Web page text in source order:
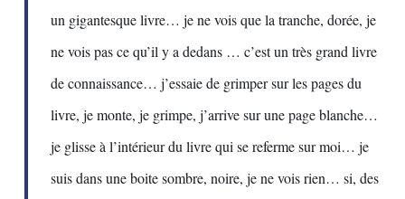
un gigantesque livre… je ne vois que la tranche, dorée, je
ne vois pas ce qu’il y a dedans … c’est un très grand livre
de connaissance… j’essaie de grimper sur les pages du
livre, je monte, je grimpe, j’arrive sur une page blanche…
je glisse à l’intérieur du livre qui se referme sur moi… je
suis dans une boite sombre, noire, je ne vois rien… si, des